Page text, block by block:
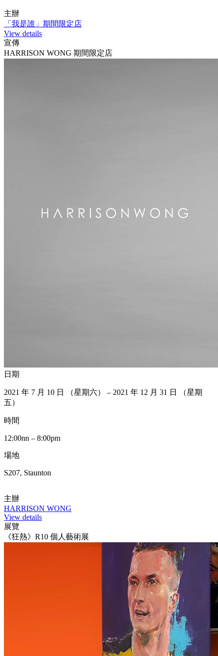
主辦
「我是誰」期間限定店
View details
宣傳
HARRISON WONG 期間限定店
日期
2021 年 7 月 10 日 （星期六） – 2021 年 12 月 31 日 （星期
五）
時間
12:00nn – 8:00pm
場地
S207, Staunton
主辦
HARRISON WONG
View details
展覽
《狂熱》R10 個人藝術展